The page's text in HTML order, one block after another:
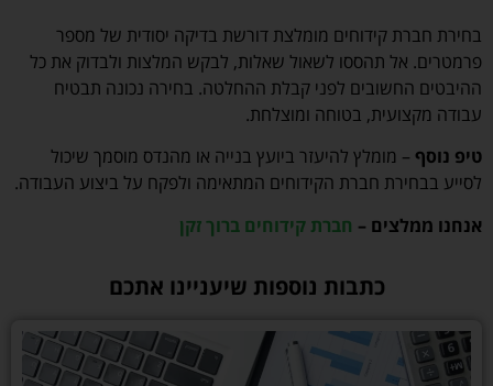
בחירת חברת קידוחים מומלצת דורשת בדיקה יסודית של מספר
פרמטרים. אל תהססו לשאול שאלות, לבקש המלצות ולבדוק את כל
ההיבטים החשובים לפני קבלת ההחלטה. בחירה נכונה תבטיח
עבודה מקצועית, בטוחה ומוצלחת.
טיפ נוסף – מומלץ להיעזר ביועץ בנייה או מהנדס מוסמך שיכול
לסייע בבחירת חברת הקידוחים המתאימה ולפקח על ביצוע העבודה.
אנחנו ממלצים – חברת קידוחים ברוך זקן
כתבות נוספות שיעניינו אתכם